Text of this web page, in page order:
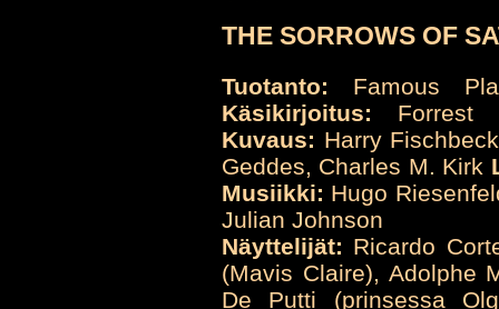
THE SORROWS OF
Tuotanto: Famous
Käsikirjoitus: Forrest
Kuvaus: Harry
Geddes, Charles M. Kirk
Musiikki: Hugo
Julian Johnson
Näyttelijät: Ricardo
(Mavis Claire), Adolphe
De Putti (prinsessa